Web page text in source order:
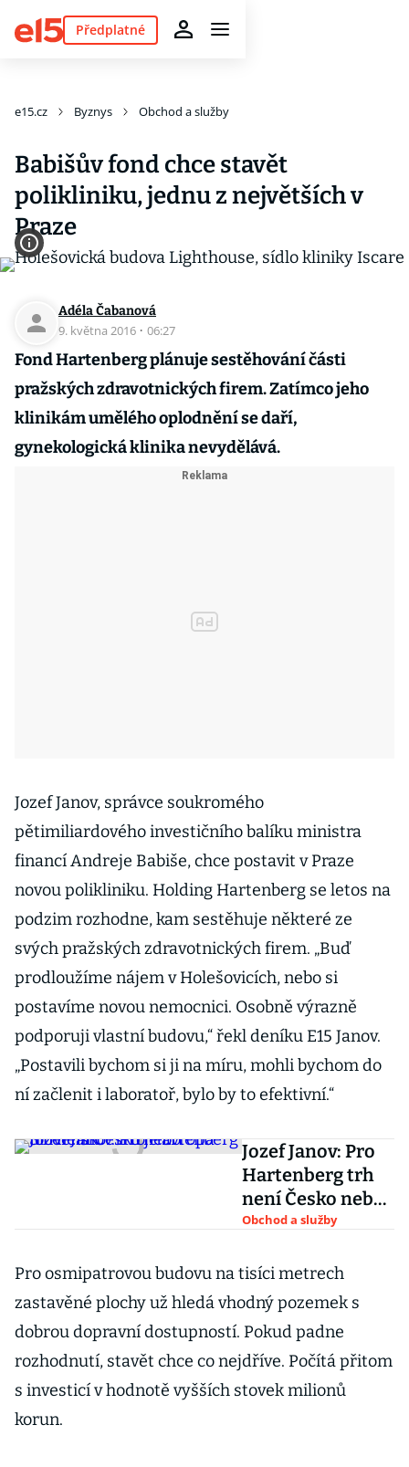
Předplatné
e15.cz Byznys Obchod a služby
Babišův fond chce stavět
polikliniku, jednu z největších v
Praze
Adéla Čabanová
9. května 2016 · 06:27
Fond Hartenberg plánuje sestěhování části
pražských zdravotnických firem. Zatímco jeho
klinikám umělého oplodnění se daří,
gynekologická klinika nevydělává.
Jozef Janov, správce soukromého
pětimiliardového investičního balíku ministra
financí Andreje Babiše, chce postavit v Praze
novou polikliniku. Holding Hartenberg se letos na
podzim rozhodne, kam sestěhuje některé ze
svých pražských zdravotnických firem. „Buď
prodloužíme nájem v Holešovicích, nebo si
postavíme novou nemocnici. Osobně výrazně
podporuji vlastní budovu,“ řekl deníku E15 Janov.
„Postavili bychom si ji na míru, mohli bychom do
ní začlenit i laboratoř, bylo by to efektivní.“
Jozef Janov: Pro
Hartenberg trh
není Česko nebo
Slovensko. Trh je
Obchod a služby
Pro osmipatrovou budovu na tisíci metrech
zastavěné plochy už hledá vhodný pozemek s
dobrou dopravní dostupností. Pokud padne
rozhodnutí, stavět chce co nejdříve. Počítá přitom
s investicí v hodnotě vyšších stovek milionů
korun.